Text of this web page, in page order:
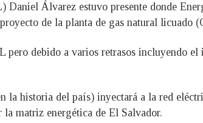
Álvarez estuvo presente donde
de la planta de gas natural licuado
debido a varios retrasos incluyendo
la historia del país) inyectará a la red
matriz energética de El Salvador.